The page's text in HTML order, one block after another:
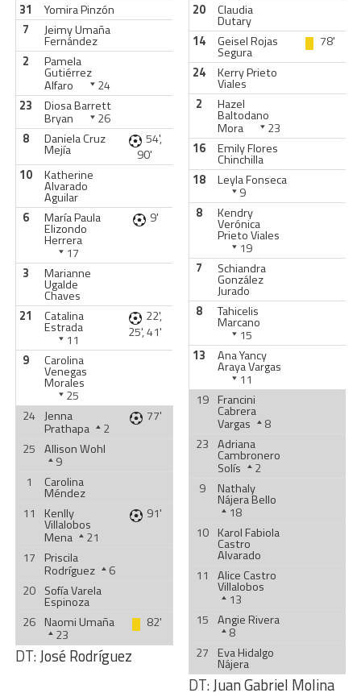
31
Yomira Pinzón
7
Jeimy Umaña
Fernández
2
Pamela
Gutiérrez
Alfaro
24
23
Diosa Barrett
Bryan
26
8
Daniela Cruz
Mejía
54',
90'
10
Katherine
Alvarado
Aguilar
6
María Paula
Elizondo
Herrera
17
9'
3 Marianne
Ugalde
Chaves
21
Catalina
Estrada
11
22',
25', 41'
9
Carolina
Venegas
Morales
25
24 Jenna
Prathapa 2
77'
25 Allison Wohl
9
1
Carolina
Méndez
11 Kenlly
Villalobos
Mena 21
91'
17 Priscila
Rodríguez
6
20 Sofía Varela
Espinoza
26 Naomi Umaña
23
82'
DT:José Rodríguez
20
Claudia
Dutary
14
Geisel Rojas
Segura
78'
24
Kerry Prieto
Viales
2
Hazel
Baltodano
Mora
23
16
Emily Flores
Chinchilla
18
Leyla Fonseca
9
8
Kendry
Verónica
Prieto Viales
19
7
Schiandra
González
Jurado
8
Tahicelis
Marcano
15
13
Ana Yancy
Araya Vargas
11
19 Francini
Cabrera
Vargas
8
23 Adriana
Cambronero
Solís
2
9
Nathaly
Nájera Bello
18
10 Karol Fabiola
Castro
Alvarado
11 Alice Castro
Villalobos
13
15 Angie Rivera
8
27 Eva Hidalgo
Nájera
DT:Juan Gabriel Molina